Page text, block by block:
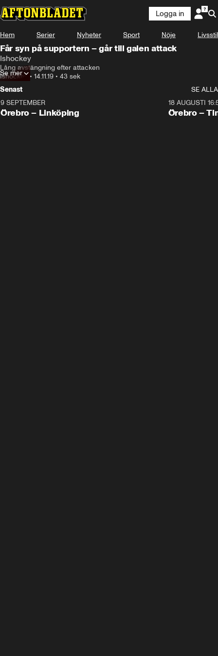
Logga in
Hem Serier Nyheter Sport Nöje Livsstil
Får syn på supportern – går till galen attack
Ishockey
Lång avstängning efter attacken
Ishockey• 14.11.19 • 43 sek
Se mer
Senast
SE ALLA
Plus
9 SEPTEMBER
Örebro – Linköping
Plus
18 AUGUSTI
Örebro –